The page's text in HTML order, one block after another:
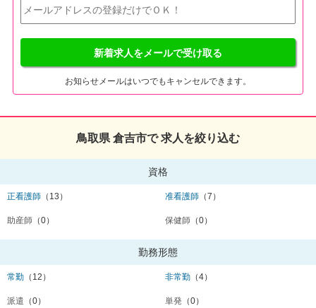
新着求人をメールで受け取る
お知らせメールはいつでもキャンセルできます。
鳥取県 倉吉市で 求人を絞り込む
資格
正看護師 （13） 准看護師 （7）
助産師 （0） 保健師 （0）
勤務形態
常勤 （12） 非常勤 （4）
派遣 （0） 単発 （0）